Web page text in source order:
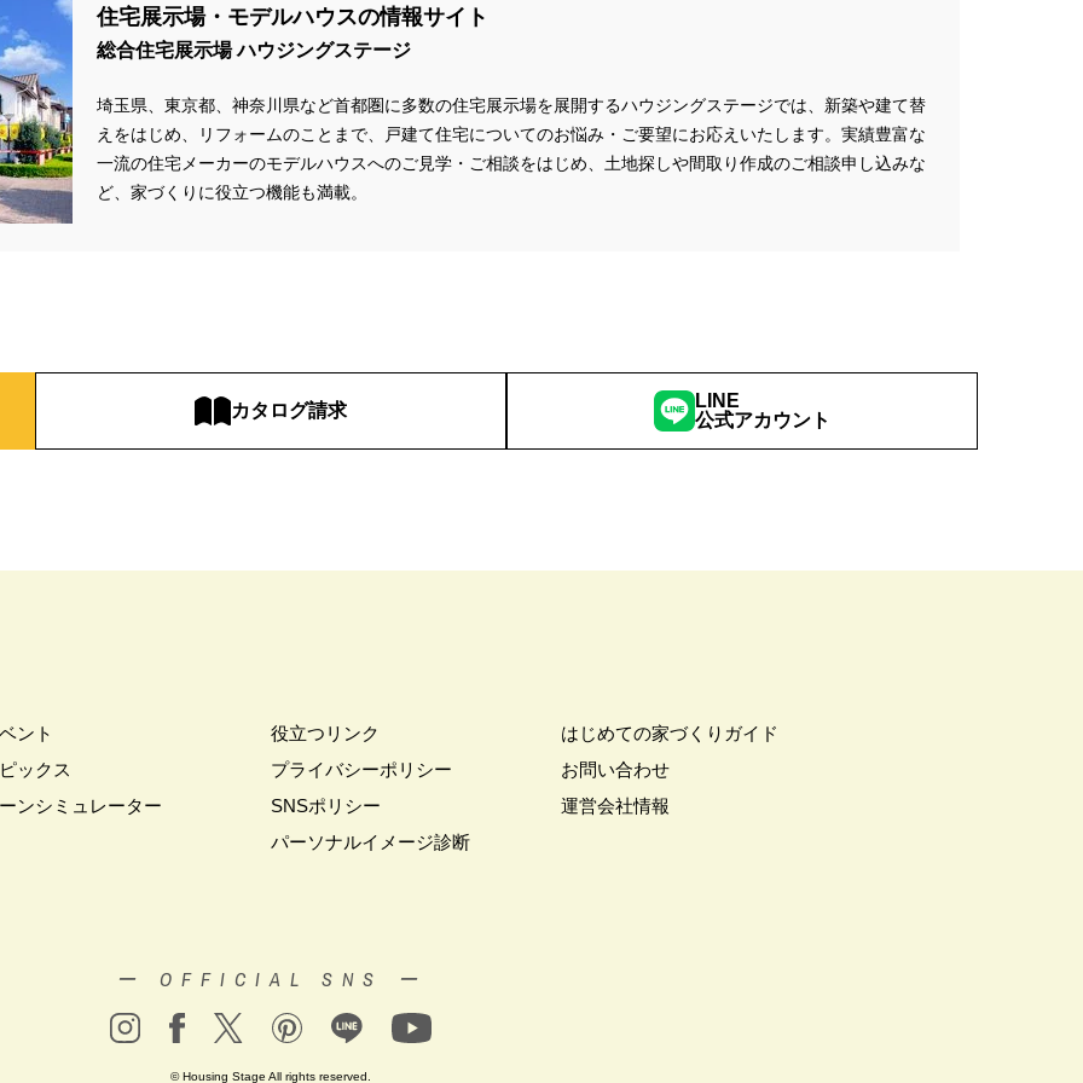
住宅展示場・モデルハウスの情報サイト
総合住宅展示場 ハウジングステージ
埼玉県、東京都、神奈川県など首都圏に多数の住宅展示場を展開するハウジングステージでは、新築や建て替
えをはじめ、リフォームのことまで、戸建て住宅についてのお悩み・ご要望にお応えいたします。実績豊富な
一流の住宅メーカーのモデルハウスへのご見学・ご相談をはじめ、土地探しや間取り作成のご相談申し込みな
ど、家づくりに役立つ機能も満載。
カタログ請求
LINE
公式アカウント
ント
ックス
ンシミュレーター
役立つリンク
プライバシーポリシー
SNSポリシー
パーソナルイメージ診断
はじめての家づくりガイド
お問い合わせ
運営会社情報
ー OFFICIAL SNS ー
© Housing Stage All rights reserved.